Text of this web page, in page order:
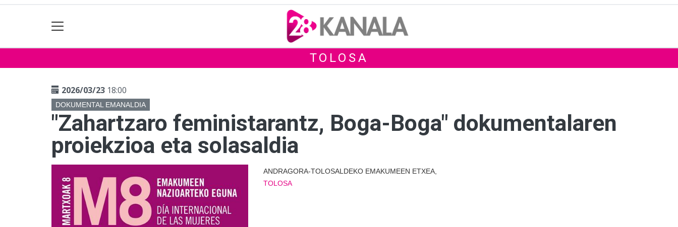
TOLOSA
2026/03/23 18:00
DOKUMENTAL EMANALDIA
"Zahartzaro feministarantz, Boga-Boga" dokumentalaren
proiekzioa eta solasaldia
ANDRAGORA-TOLOSALDEKO EMAKUMEEN ETXEA,
TOLOSA